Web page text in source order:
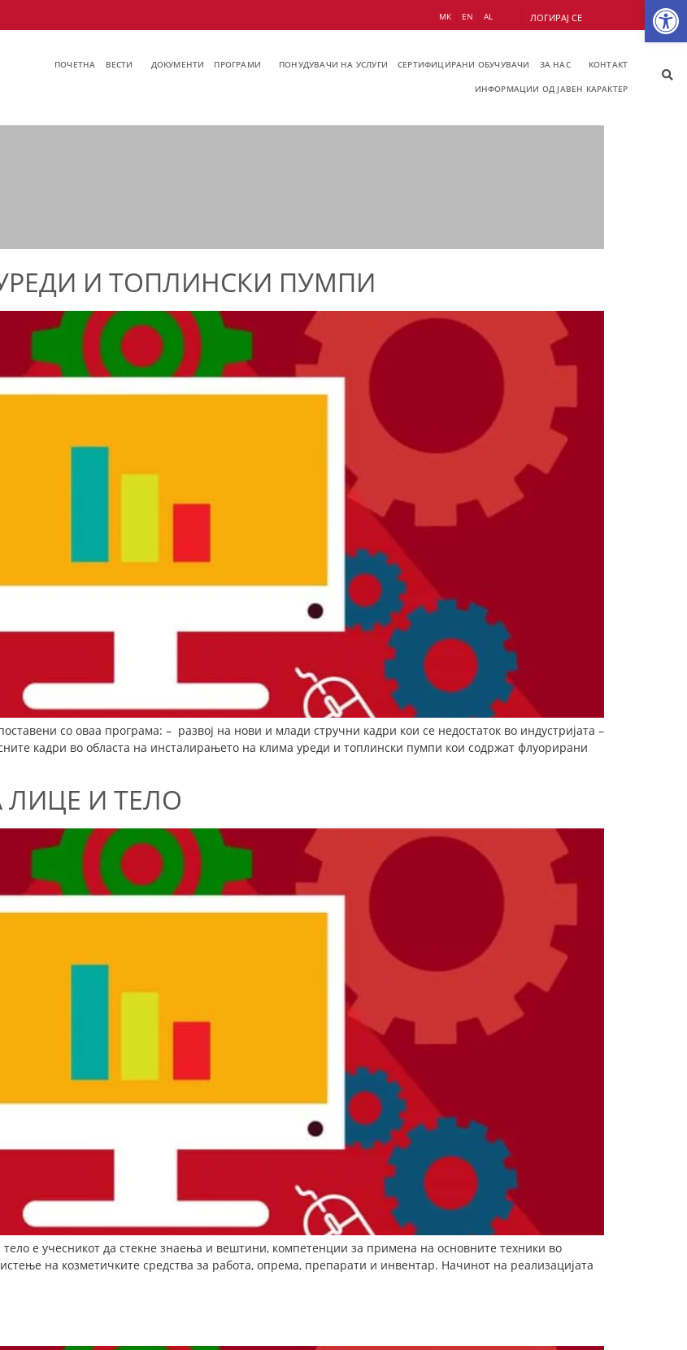
МК EN AL ЛОГИРАЈ СЕ
ПОЧЕТНА ВЕСТИ ДОКУМЕНТИ ПРОГРАМИ ПОНУДУВАЧИ НА УСЛУГИ СЕРТИФИЦИРАНИ ОБУЧУВАЧИ ЗА НАС КОНТАКТ
ИНФОРМАЦИИ ОД ЈАВЕН КАРАКТЕР
И ТОПЛИНСКИ ПУМПИ
со оваа програма: – развој на нови и млади стручни кадри кои се недостаток во индустријата –
кадри во областа на инсталирањето на клима уреди и топлински пумпи кои содржат флуорирани
ЛИЦЕ И ТЕЛО
е учесникот да стекне знаења и вештини, компетенции за примена на основните техники во
на козметичките средства за работа, опрема, препарати и инвентар. Начинот на реализацијата